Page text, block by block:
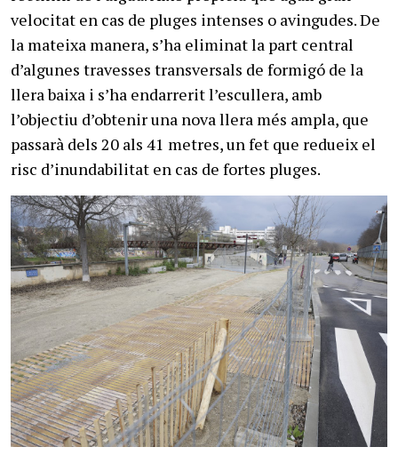
velocitat en cas de pluges intenses o avingudes. De
la mateixa manera, s’ha eliminat la part central
d’algunes travesses transversals de formigó de la
llera baixa i s’ha endarrerit l’escullera, amb
l’objectiu d’obtenir una nova llera més ampla, que
passarà dels 20 als 41 metres, un fet que redueix el
risc d’inundabilitat en cas de fortes pluges.